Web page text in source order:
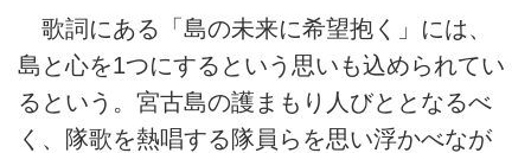
歌詞にある「島の未来に希望抱く」には、
島と心を1つにするという思いも込められてい
るという。宮古島の護まもり人びととなるべ
く、隊歌を熱唱する隊員らを思い浮かべなが